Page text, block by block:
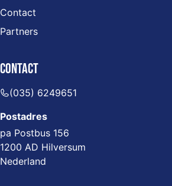
Contact
Partners
Contact
(035) 6249651
Postadres
pa Postbus 156
1200 AD Hilversum
Nederland